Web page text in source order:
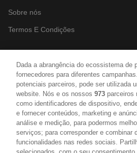
Sobre nós
Termos E Condições
Dada a abrangência do ecossistema de
fornecedores para diferentes
potenciais parceiros, pode ser utilizada
website. Nós e os nossos 973 parceiros
como identificadores de dispositivo,
e fornecer conteúdos, marketing e
análise e medição, para podermos
serviços; para corresponder e combinar
funcionalidades nas redes sociais.